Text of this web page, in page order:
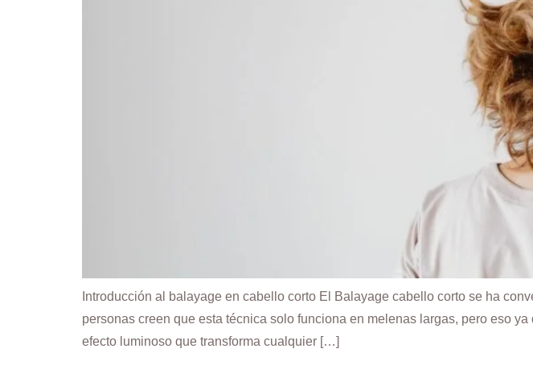
Introducción al balayage en cabello corto El Balayage cabello corto se ha
personas creen que esta técnica solo funciona en melenas largas, pero eso
efecto luminoso que transforma cualquier […]